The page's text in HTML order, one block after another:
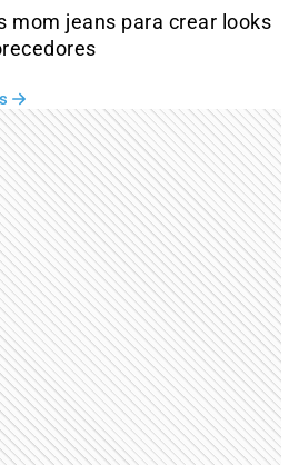
mom jeans para crear looks